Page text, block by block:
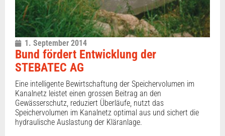
1. September 2014
Bund fördert Entwicklung der
STEBATEC AG
Eine intelligente Bewirtschaftung der Speichervolumen im
Kanalnetz leistet einen grossen Beitrag an den
Gewässerschutz, reduziert Überläufe, nutzt das
Speichervolumen im Kanalnetz optimal aus und sichert die
hydraulische Auslastung der Kläranlage.